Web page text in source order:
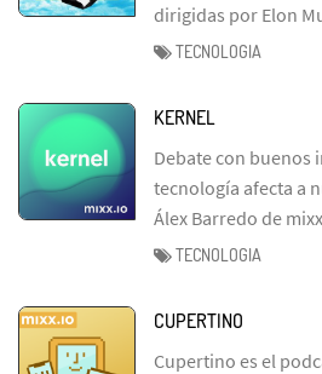
dirigidas por Elon
TECNOLOGIA
KERNEL
Debate con buenos
tecnología afecta a
Álex Barredo de
TECNOLOGIA
CUPERTINO
Cupertino es el